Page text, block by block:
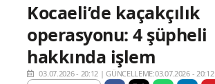
Kocaeli’de kaçakçılık
operasyonu: 4 şüpheli
hakkında işlem
03.07.2026 - 20:12 |GÜNCELLEME:03.07.2026 - 20:12